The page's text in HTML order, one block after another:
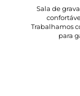
Sala de
Trabalhamos
para